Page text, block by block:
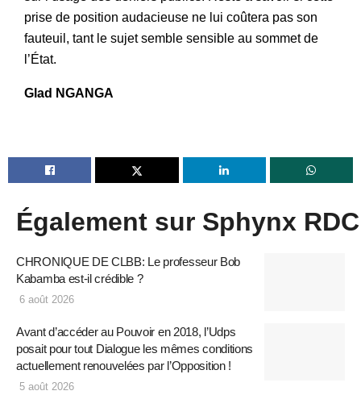
prise de position audacieuse ne lui coûtera pas son
fauteuil, tant le sujet semble sensible au sommet de
l’État.
Glad NGANGA
Également sur Sphynx RDC
CHRONIQUE DE CLBB: Le professeur Bob
Kabamba est-il crédible ?
6 août 2026
Avant d’accéder au Pouvoir en 2018, l’Udps
posait pour tout Dialogue les mêmes conditions
actuellement renouvelées par l’Opposition !
5 août 2026